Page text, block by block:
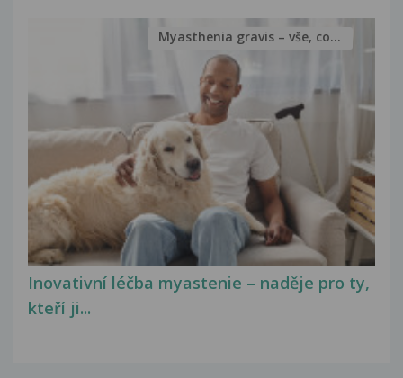
Inovativní léčba myastenie – naděje pro ty,
kteří ji...
Myasthenia gravis – vše, co...